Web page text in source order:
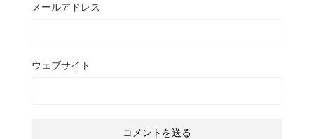
メールアドレス
ウェブサイト